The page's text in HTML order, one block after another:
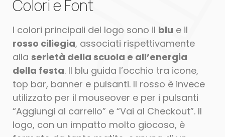
Colori e Font
I colori principali del logo sono il blu e il
rosso ciliegia, associati rispettivamente
alla serietà della scuola e all’energia
della festa. Il blu guida l’occhio tra icone,
top bar, banner e pulsanti. Il rosso è invece
utilizzato per il mouseover e per i pulsanti
“Aggiungi al carrello” e “Vai al Checkout”. Il
logo, con un impatto molto giocoso, è